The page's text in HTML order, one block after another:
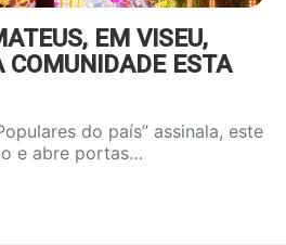
EM VISEU,
COMUNIDADE ESTA
do país” assinala, este
e abre portas…